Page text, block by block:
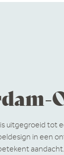
uitgegroeid tot
in een